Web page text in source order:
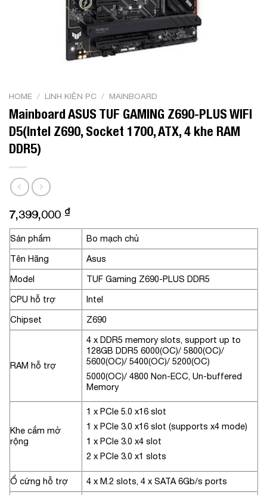
HOME / LINH KIỆN PC / MAINBOARD
Mainboard ASUS TUF GAMING Z690-PLUS WIFI
D5(Intel Z690, Socket 1700, ATX, 4 khe RAM
DDR5)
7,399,000 ₫
Sản phẩm
Bo mạch chủ
Tên Hãng
Asus
Model
TUF Gaming Z690-PLUS DDR5
CPU hỗ trợ
Intel
Chipset
Z690
RAM hỗ trợ
4 x DDR5 memory slots, support up to
128GB DDR5 6000(OC)/ 5800(OC)/
5600(OC)/ 5400(OC)/ 5200(OC)
5000(OC)/ 4800 Non-ECC, Un-buffered
Memory
Khe cắm mở
rộng
1 x PCIe 5.0 x16 slot
1 x PCIe 3.0 x16 slot (supports x4 mode)
1 x PCIe 3.0 x4 slot
2 x PCIe 3.0 x1 slots
Ổ cứng hỗ trợ 4 x M.2 slots, 4 x SATA 6Gb/s ports